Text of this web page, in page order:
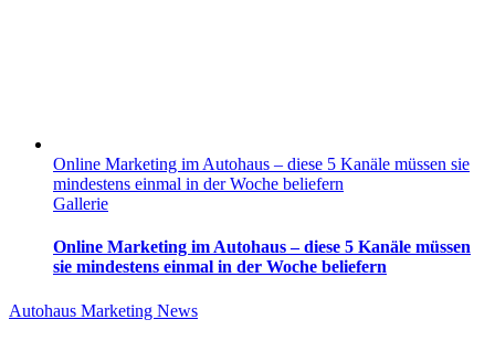
Online Marketing im Autohaus – diese 5 Kanäle müssen sie
mindestens einmal in der Woche beliefern
Gallerie
Online Marketing im Autohaus – diese 5 Kanäle müssen
sie mindestens einmal in der Woche beliefern
Autohaus Marketing News